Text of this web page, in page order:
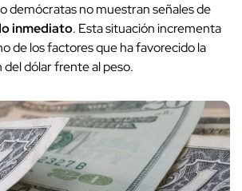
demócratas no muestran señales de
inmediato. Esta situación incrementa
de los factores que ha favorecido la
dólar frente al peso.